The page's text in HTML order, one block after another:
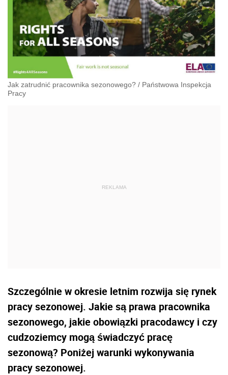
Jak zatrudnić pracownika sezonowego? / Państwowa Inspekcja
Pracy
Szczególnie w okresie letnim rozwija się rynek
pracy sezonowej. Jakie są prawa pracownika
sezonowego, jakie obowiązki pracodawcy i czy
cudzoziemcy mogą świadczyć pracę
sezonową? Poniżej warunki wykonywania
pracy sezonowej.